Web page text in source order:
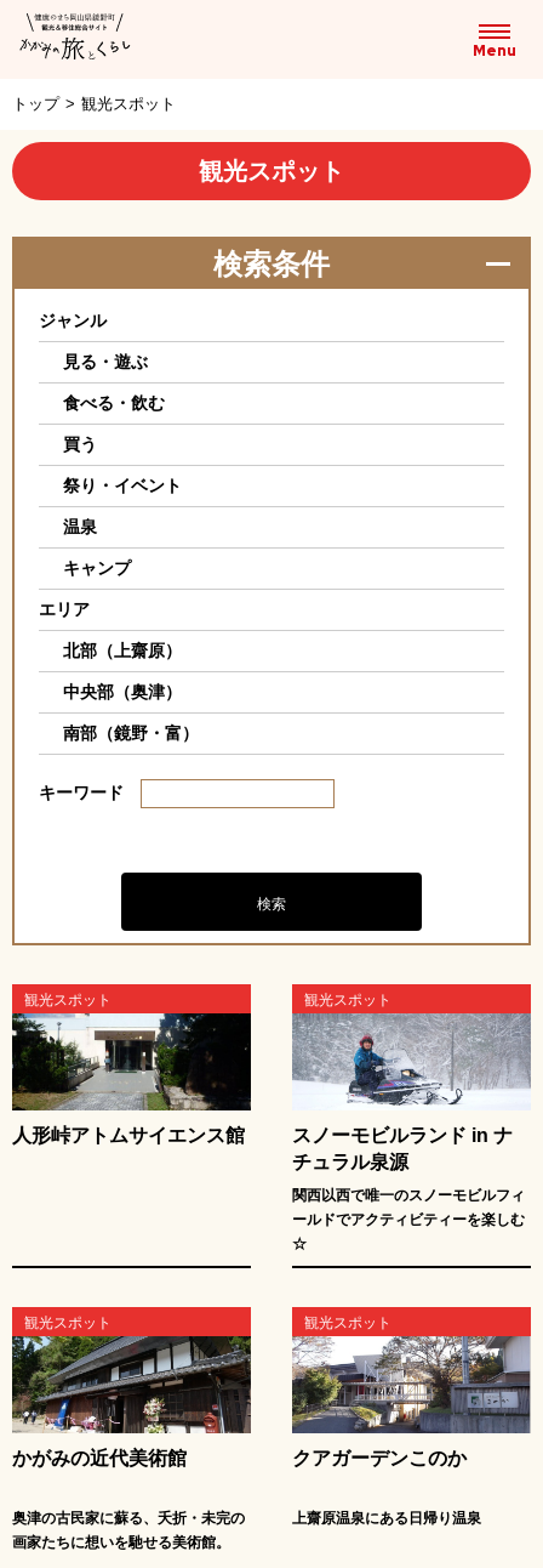
トップ > 観光スポット
観光スポット
検索条件
ジャンル
見る・遊ぶ
食べる・飲む
買う
祭り・イベント
温泉
キャンプ
エリア
北部（上齋原）
中央部（奥津）
南部（鏡野・富）
キーワード
観光スポット
人形峠アトムサイエンス館
観光スポット
スノーモビルランド in ナ
チュラル泉源
関西以西で唯一のスノーモビルフィ
ールドでアクティビティーを楽しむ
☆
観光スポット
かがみの近代美術館
奥津の古民家に蘇る、夭折・未完の
画家たちに想いを馳せる美術館。
観光スポット
クアガーデンこのか
上齋原温泉にある日帰り温泉